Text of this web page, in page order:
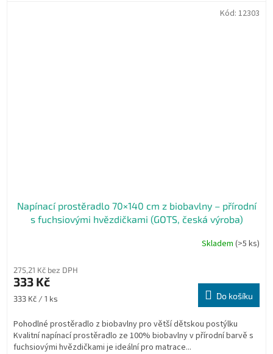
Napínací prostěradlo 70×140 cm z biobavlny – přírodní
s fuchsiovými hvězdičkami (GOTS, česká výroba)
Skladem (>5 ks)
275,21 Kč bez DPH
333 Kč
Měrná
333 Kč / 1 ks Do košíku
Pohodlné prostěradlo z biobavlny pro větší dětskou postýlku
Kvalitní napínací prostěradlo ze 100% biobavlny v přírodní barvě s
fuchsiovými hvězdičkami je ideální pro matrace...
Kód: 12303